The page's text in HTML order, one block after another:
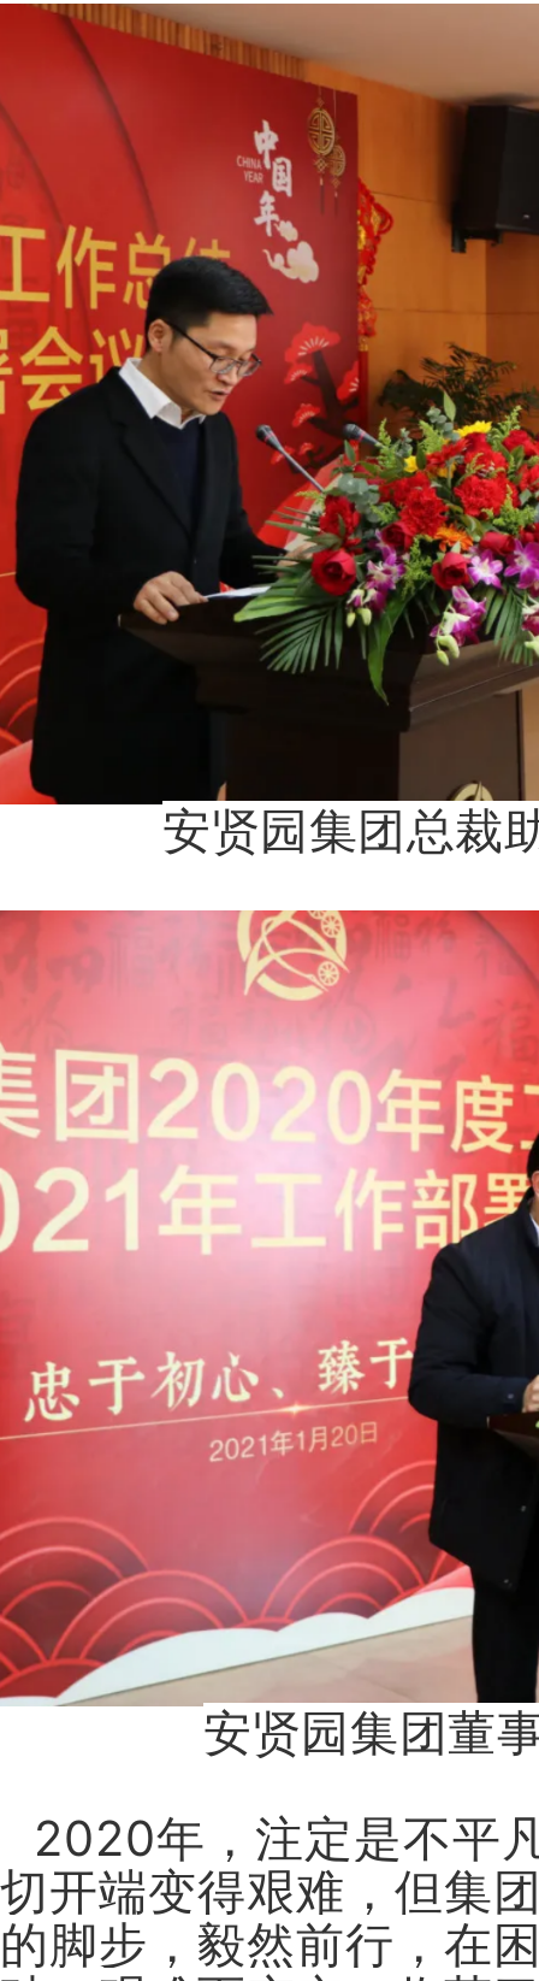
安贤园集团总裁
安贤园集团董
2020年，注定是不平
切开端变得艰难，但集
的脚步，毅然前行，在